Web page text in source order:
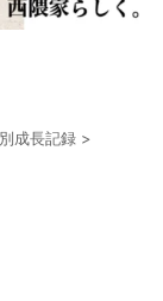
成長記録 >